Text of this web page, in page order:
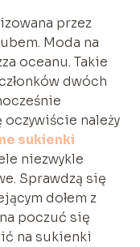
przez
Moda na
oceanu. Takie
dwóch
oczywiście należy
sukienki
niezwykle
Sprawdzą się
dołem z
poczuć się
na sukienki